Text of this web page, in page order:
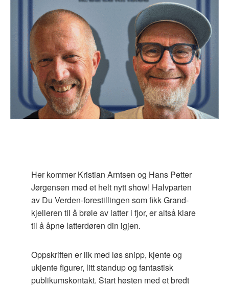
Her kommer Kristian Arntsen og Hans Petter
Jørgensen med et helt nytt show! Halvparten
av Du Verden-forestillingen som fikk Grand-
kjelleren til å brøle av latter i fjor, er altså klare
til å åpne latterdøren din igjen.
Oppskriften er lik med løs snipp, kjente og
ukjente figurer, litt standup og fantastisk
publikumskontakt. Start høsten med et bredt